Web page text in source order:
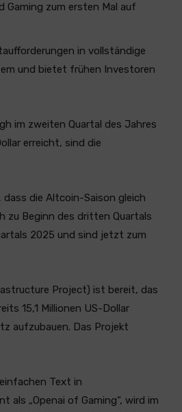
Gaming zum ersten Mal auf
in vollständige
und bietet frühen Investoren
im zweiten Quartal des Jahres
erreicht, sind die
die Altcoin-Saison gleich
zu Beginn des dritten Quartals
2025 und sind jetzt zum
Project) ist bereit, das
15,1 Millionen US-Dollar
aufzubauen. Das Projekt
Text in
als „Openai of Gaming“, wird im